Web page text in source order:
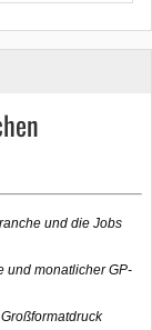
und die Jobs
und monatlicher GP-